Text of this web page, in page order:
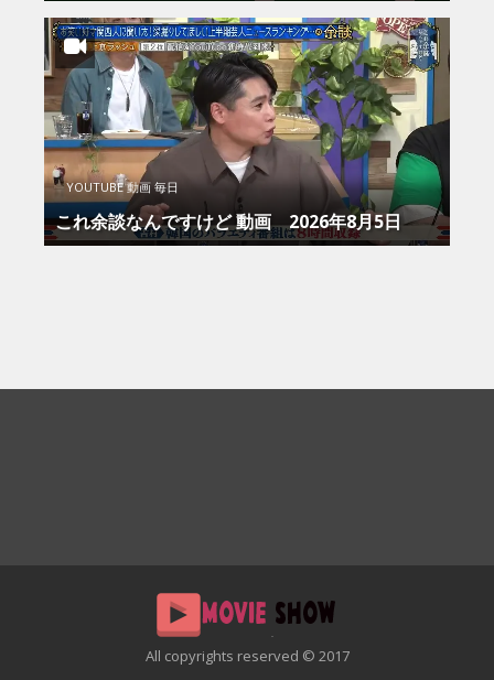
YOUTUBE 動画 毎日
これ余談なんですけど 動画 2026年8月5日
All copyrights reserved © 2017